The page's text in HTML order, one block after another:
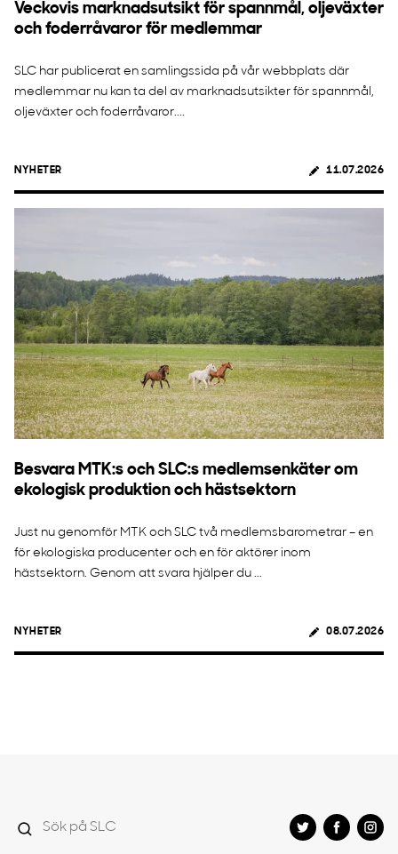
Veckovis marknadsutsikt för spannmål, oljeväxter
och foderråvaror för medlemmar
SLC har publicerat en samlingssida på vår webbplats där
medlemmar nu kan ta del av marknadsutsikter för spannmål,
oljeväxter och foderråvaror....
NYHETER 11.07.2026
Besvara MTK:s och SLC:s medlemsenkäter om
ekologisk produktion och hästsektorn
Just nu genomför MTK och SLC två medlemsbarometrar – en
för ekologiska producenter och en för aktörer inom
hästsektorn. Genom att svara hjälper du ...
NYHETER 08.07.2026